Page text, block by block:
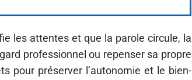
les attentes et que la parole circule, la
professionnel ou repenser sa propre
pour préserver l’autonomie et le bien-